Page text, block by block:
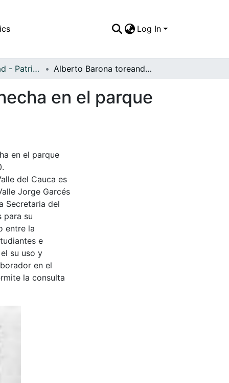
Log In
APFFVC - Ciudad - Patrimonial Alberto Barona toreando en la primera novillada hecha en el parque principal durante las fiestas populares
en el parque
en el parque
del Cauca es
Jorge Garcés
Secretaria del
para su
entre la
e
su uso y
en el
la consulta